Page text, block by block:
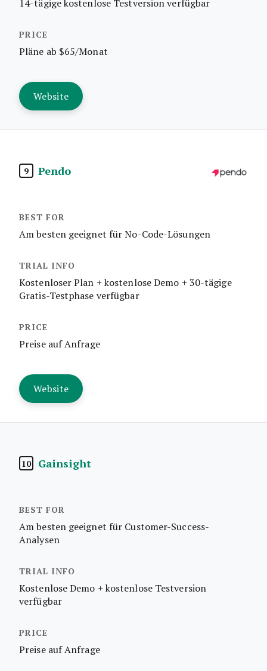
14-tägige kostenlose Testversion verfügbar
Pläne ab $65/Monat
Website
9 Pendo
Am besten geeignet für No-Code-Lösungen
Kostenloser Plan + kostenlose Demo + 30-tägige
Gratis-Testphase verfügbar
Preise auf Anfrage
Website
10 Gainsight
Am besten geeignet für Customer-Success-
Analysen
Kostenlose Demo + kostenlose Testversion
verfügbar
Preise auf Anfrage